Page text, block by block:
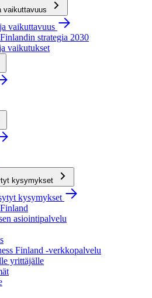
vaikuttavuus
vaikuttavuus
strategia 2030
vaikutukset
kysymykset
kysymykset
asiointipalvelu
Finland -verkkopalvelu
yrittäjälle